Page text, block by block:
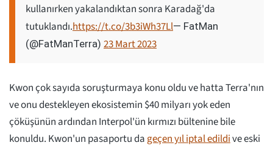
kullanırken yakalandıktan sonra Karadağ'da
tutuklandı.https://t.co/3b3iWh37Ll— FatMan
(@FatManTerra) 23 Mart 2023
Kwon çok sayıda soruşturmaya konu oldu ve hatta Terra'nın
ve onu destekleyen ekosistemin $40 milyarı yok eden
çöküşünün ardından Interpol'ün kırmızı bültenine bile
konuldu. Kwon'un pasaportu dageçen yıl iptal edildive eski